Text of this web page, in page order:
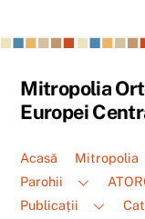
Mitropolia
Europei
Acasă Mitropolia
Parohii
Publicații